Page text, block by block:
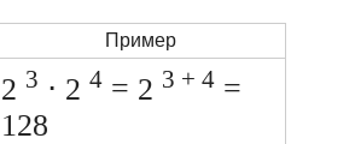
Пример
2 3 ⋅ 2 4 = 2 3 + 4 =
128